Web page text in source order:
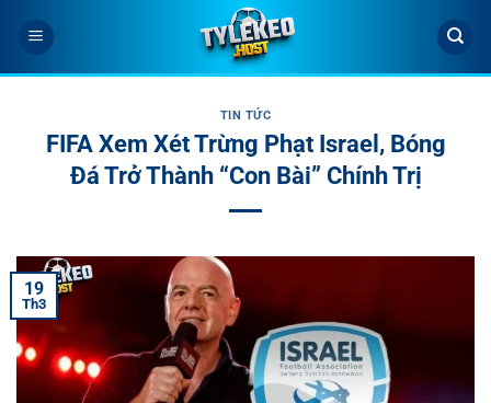
qua
nội
TIN TỨC
FIFA Xem Xét Trừng Phạt Israel, Bóng
Đá Trở Thành “Con Bài” Chính Trị
19
Th3